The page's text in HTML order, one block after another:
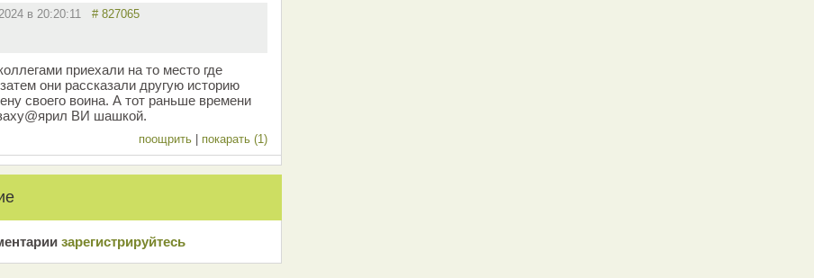
в 20:20:11 # 827065
приехали на то место где
они рассказали другую историю
своего воина. А тот раньше времени
ВИ шашкой.
поощрить | покарать (1)
зарeгиcтрирyйтeсь